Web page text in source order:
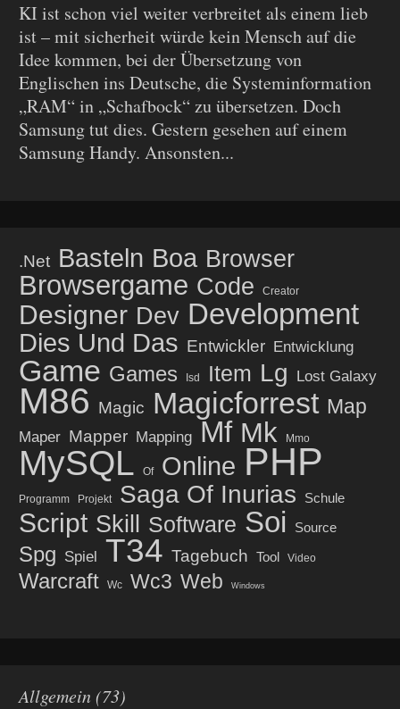
KI ist schon viel weiter verbreitet als einem lieb
ist – mit sicherheit würde kein Mensch auf die
Idee kommen, bei der Übersetzung von
Englischen ins Deutsche, die Systeminformation
„RAM“ in „Schafbock“ zu übersetzen. Doch
Samsung tut dies. Gestern gesehen auf einem
Samsung Handy. Ansonsten...
.net Basteln Boa Browser
Browsergame Code Creator
Designer Dev Development
Dies Und Das Entwickler Entwicklung
Game Games Isd Item Lg Lost Galaxy
M86 Magic Magicforrest Map
Maper Mapper Mapping Mf Mk Mmo
MySQL Of Online PHP
Programm Projekt Saga Of Inurias Schule
Script Skill Software Soi Source
Spg Spiel T34 Tagebuch Tool Video
Warcraft Wc Wc3 Web Windows
Allgemein(73)